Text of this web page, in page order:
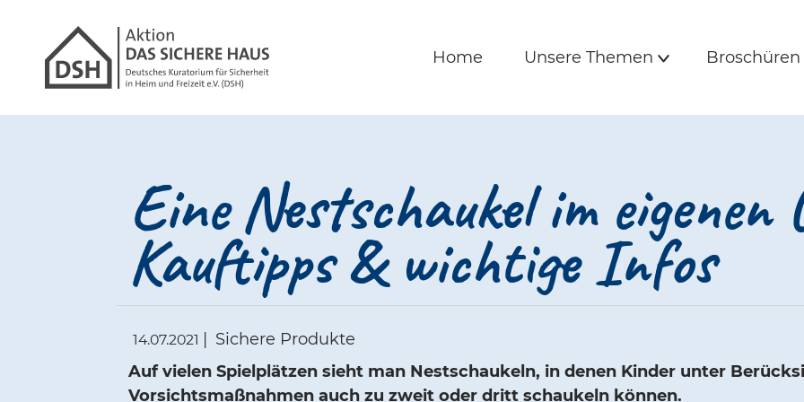
Gathmann Michaelis und Freunde |
Hauptmenü
Home
Home Unsere Themen
Unsere Themen Broschüren
Broschüren
Eine Nestschaukel im
Kauftipps & wichtige Infos
14.07.2021
Sichere Produkte
Auf vielen Spielplätzen sieht man Nestschaukeln, in denen Kinder unter
Vorsichtsmaßnahmen auch zu zweit oder dritt schaukeln können.